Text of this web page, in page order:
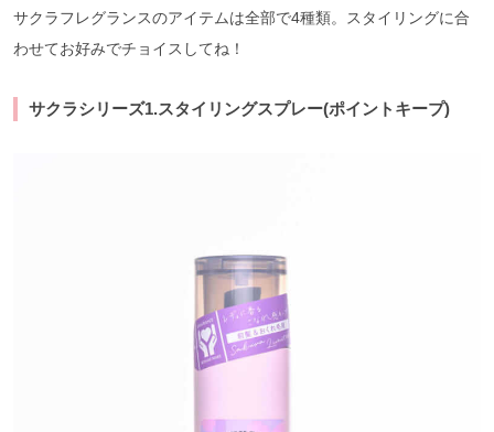
サクラフレグランスのアイテムは全部で4種類。スタイリングに合
わせてお好みでチョイスしてね！
サクラシリーズ1.スタイリングスプレー(ポイントキープ)